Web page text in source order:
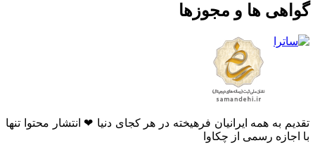
ها و مجوزها
به همه ایرانیان فرهیخته در هر کجای دنیا ❤ انتشار محتوا تنها
رسمی از چکاوا